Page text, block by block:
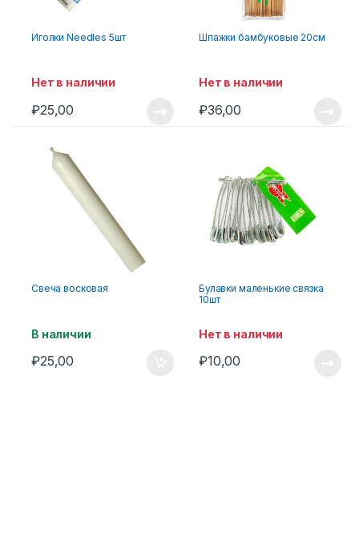
Иголки Needles 5шт
Нет в наличии
₽25,00
Шпажки бамбуковые 20см
Нет в наличии
₽36,00
Свеча восковая
В наличии
₽25,00
Булавки маленькие связка
10шт
Нет в наличии
₽10,00